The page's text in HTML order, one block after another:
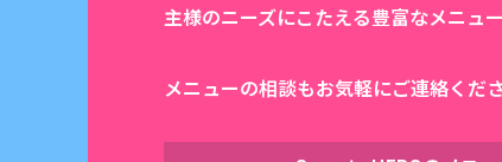
主様のニーズにこたえる豊富なメニュ
メニューの相談もお気軽にご連絡くださ